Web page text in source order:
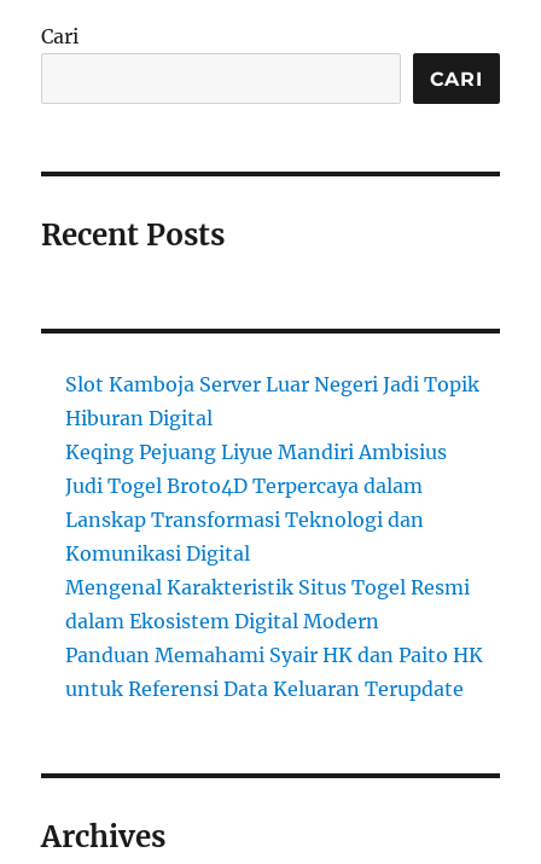
Cari
CARI
Recent Posts
Slot Kamboja Server Luar Negeri Jadi Topik
Hiburan Digital
Keqing Pejuang Liyue Mandiri Ambisius
Judi Togel Broto4D Terpercaya dalam
Lanskap Transformasi Teknologi dan
Komunikasi Digital
Mengenal Karakteristik Situs Togel Resmi
dalam Ekosistem Digital Modern
Panduan Memahami Syair HK dan Paito HK
untuk Referensi Data Keluaran Terupdate
Archives